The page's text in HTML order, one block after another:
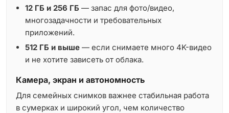
12 ГБ и 256 ГБ — запас для фото/видео,
многозадачности и требовательных
приложений.
512 ГБ и выше — если снимаете много 4K-видео
и не хотите зависеть от облака.
Камера, экран и автономность
Для семейных снимков важнее стабильная работа
в сумерках и широкий угол, чем количество